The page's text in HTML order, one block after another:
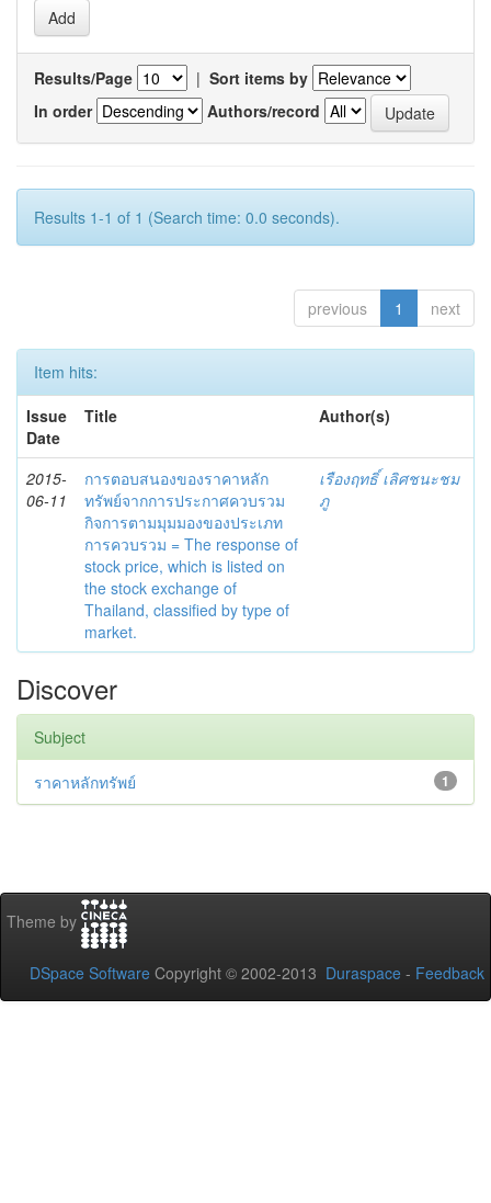
Results/Page | Sort items by
In order
Authors/record
Results 1-1 of 1 (Search time: 0.0 seconds).
previous 1 next
Item hits:
Issue
Date
Title Author(s)
2015-
06-11
การตอบสนองของราคาหลัก
ทรัพย์จากการประกาศควบรวม
กิจการตามมุมมองของประเภท
การควบรวม = The response of
stock price, which is listed on
the stock exchange of
Thailand, classified by type of
market.
เรืองฤทธิ์ เลิศชนะชม
ภู
Discover
Subject
1
ราคาหลักทรัพย์
Theme by
DSpace Software Copyright © 2002-2013 Duraspace - Feedback